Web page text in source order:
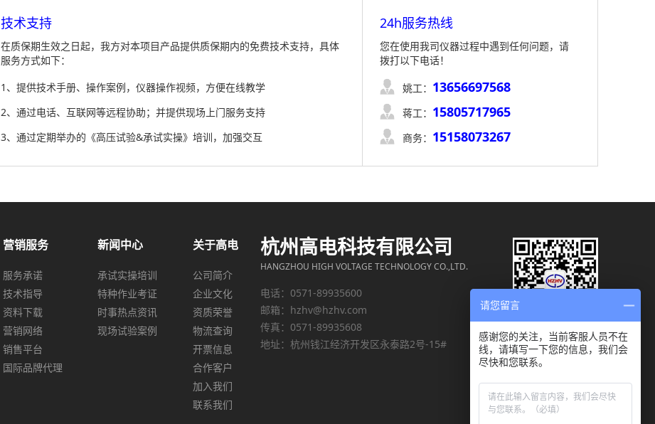
技术支持
在质保期生效之日起，我方对本项目产品提供质保期内的免费技术支持，具体
服务方式如下：
1、提供技术手册、操作案例，仪器操作视频，方便在线教学
2、通过电话、互联网等远程协助；并提供现场上门服务支持
3、通过定期举办的《高压试验&承试实操》培训，加强交互
24h服务热线
您在使用我司仪器过程中遇到任何问题，请
拨打以下电话！
 姚工： 13656697568
 蒋工： 15805717965
 商务： 15158073267
营销服务
服务承诺
技术指导
资料下载
营销网络
销售平台
国际品牌代理
新闻中心
承试实操培训
特种作业考证
时事热点资讯
现场试验案例
关于高电
公司简介
企业文化
资质荣誉
物流查询
开票信息
合作客户
加入我们
联系我们
杭州高电科技有限公司
HANGZHOU HIGH VOLTAGE TECHNOLOGY CO.,LTD.
电话：0571-89935600
邮箱： hzhv@hzhv.com
传真：0571-89935608
地址：杭州钱江经济开发区永泰路2号-15#
请您留言
感谢您的关注，当前客服人员不在
线，请填写一下您的信息，我们会
尽快和您联系。